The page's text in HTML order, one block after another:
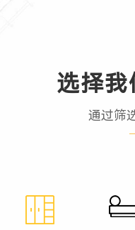
选择
通过筛